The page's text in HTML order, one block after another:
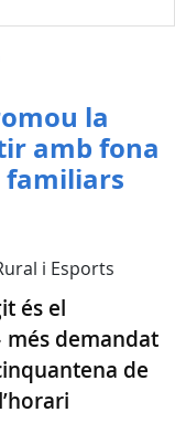
la
amb fona
familiars
i Esports
és el
més demandat
de